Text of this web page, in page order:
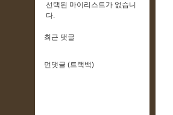
선택된 마이리스트가 없습니
다.
최근 댓글
먼댓글 (트랙백)